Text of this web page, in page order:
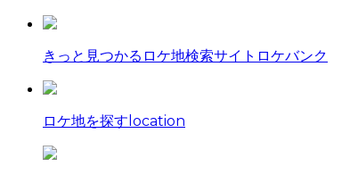
きっと見つかるロケ地検索サイト ロケバンク
ロケ地を探す location